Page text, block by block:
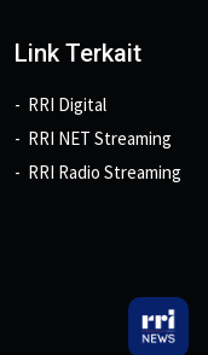
Link Terkait
RRI Digital
RRI NET Streaming
RRI Radio Streaming